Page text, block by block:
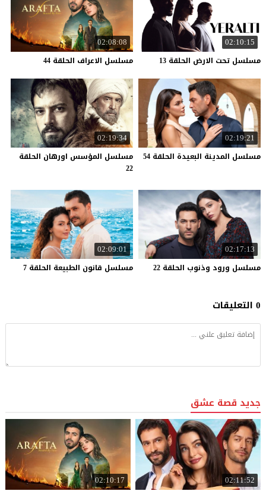
02:10:15
مسلسل تحت الارض الحلقة 13
02:08:08
مسلسل الاعراف الحلقة 44
02:19:21
مسلسل المدينة البعيدة الحلقة 54
02:19:34
مسلسل المؤسس اورهان الحلقة
22
02:17:13
مسلسل ورود وذنوب الحلقة 22
02:09:01
مسلسل قانون الطبيعة الحلقة 7
0 التعليقات
جديد قصة عشق
02:11:52
02:10:17